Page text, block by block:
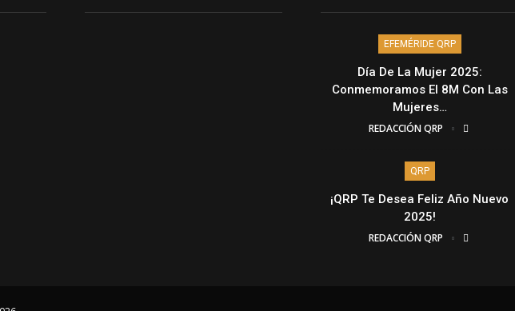
EFEMÉRIDE QRP
Día De La Mujer 2025:
Conmemoramos El 8M Con Las
Mujeres…
REDACCIÓN QRP
QRP
¡QRP Te Desea Feliz Año Nuevo
2025!
REDACCIÓN QRP